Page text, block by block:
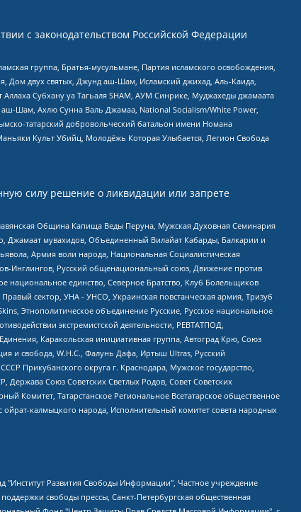
с законодательством Российской Федерации
группа, Братья-мусульмане, Партия исламского освобождения,
Дом двух святых, Джунд аш-Шам, Исламский джихад, Аль-Каида,
Субхану уа Тагьаля SHAM, АУМ Синрике, Муджахеды джамаата
аш-Шам, Ахлю Сунна Валь Джамаа, National Socialism/White Power,
татарский добровольческий батальон имени Номана
Культ Убийц, Молодёжь Которая Улыбается, Легион Свобода
силу решение о ликвидации или запрете
Община Капища Веды Перуна, Мужская Духовная Семинария
Джамаат мувахидов, Объединенный Вилайат Кабарды, Балкарии и
Армия воли народа, Национальная Социалистическая
Инглингов, Русский общенациональный союз, Движение против
национальное единство, Северное Братство, Клуб Болельщиков
сектор, УНА - УНСО, Украинская повстанческая армия, Тризуб
Этнополитическое объединение Русские, Русское национальное
экстремистской деятельности, РЕВТАТПОД,
Каракольская инициативная группа, Автоград Крю, Союз
и свобода, W.H.С., Фалунь Дафа, Иртыш Ultras, Русский
Прикубанского округа г. Краснодара, Мужское государство,
Союз Советских Светлых Родов, Совет Советских
Комитет, Татарстанское Региональное Всетатарское общественное
калмыцкого народа, Исполнительный комитет совета народных
Вероника Юрьевна, Толоконникова Надежда Андреевна, Шендерович Виктор Анатольевич, Общество с ограниченной ответственностью "Данное сообщение", Общество с ограниченной ответственностью Издательский дом "Новая глава", Айнбиндер Александра Александровна, Московский комьюнити-центр для ЛГБТ+инициатив, Благотворительный фонд развития филантропии, Deutsche Welle (Германия, Kurt-Schumacher-Strasse 3, 53113 Bonn), Борзунова Мария Михайловна, Воробьев Виктор Викторович, Голубева Анна Львовна, Константинова Алла Михайловна, Малкова Ирина Владимировна, Мурадов Мурад Абдулгалимович, Осетинская Елизавета Николаевна, Понасенков Евгений Николаевич, Ганапольский Матвей Юрьевич, Киселев Евгений Алексеевич, Борухович Ирина Григорьевна, Дремин Иван Тимофеевич, Дубровский Дмитрий Викторович, Красноярская региональная общественная организация поддержки и развития альтернативных образовательных технологий и межкультурных коммуникаций "ИНТЕРРА", Маяковская Екатерина Алексеевна, Фейгин Марк Захарович, Филимонов Андрей Викторович, Дзугкоева Регина Николаевна, Доброхотов Роман Александрович, Дудь Юрий Александрович, Елкин Сергей Владимирович, Кругликов Кирилл Игоревич, Сабунаева Мария Леонидовна, Семенов Алексей Владимирович, Шаинян Карен Багратович, Шульман Екатерина Михайловна, Асафьев Артур Валерьевич, Вахштайн Виктор Семенович, Венедиктов Алексей Алексеевич, Лушникова Екатерина Евгеньевна, Волков Леонид Михайлович, Невзоров Александр Глебович, Пархоменко Сергей Борисович, Сироткин Ярослав Николаевич, Кара-Мурза Владимир Владимирович, Баранова Наталья Владимировна, Гозман Леонид Яковлевич, Кагарлицкий Борис Юльевич, Климарев Михаил Валерьевич, Милов Владимир Станиславович, Автономная некоммерческая организация Краснодарский центр современного искусства "Типография", Моргенштерн Алишер Тагирович, Соболь Любовь Эдуардовна, Общество с ограниченной ответственностью "ЛИЗА НОРМ", Каспаров Гарри Кимович, Ходорковский Михаил Борисович, Общество с ограниченной ответственностью "Апрельские тезисы", Данилович Ирина Брониславовна, Кашин Олег Владимирович, Петров Николай Владимирович, Пивоваров Алексей Владимирович, Соколов Михаил Владимирович, Цветкова Юлия Владимировна, Чичваркин Евгений Александрович, Комитет против пыток/Команда против пыток, Общество с ограниченной ответственностью "Первый научный", Общество с ограниченной ответственностью "Вертолет и ко", Белоцерковская Вероника Борисовна, Кац Максим Евгеньевич, Лазарева Татьяна Юрьевна, Шаведдинов Руслан Табризович, Яшин Илья Валерьевич, Общество с ограниченной ответственностью "Иноагент ААВ", Алешковский Дмитрий Петрович, Альбац Евгения Марковна, Быков Дмитрий Львович, Галямина Юлия Евгеньевна, Лойко Сергей Леонидович, Мартынов Кирилл Константинович, Медведев Сергей Александрович, Крашенинников Федор Геннадиевич, Гордеева Катерина Вл